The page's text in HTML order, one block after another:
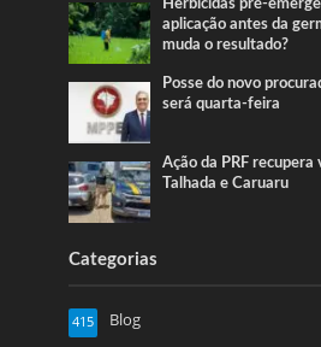
Herbicidas pré-
aplicação antes da
muda o resultado?
Posse do novo
será quarta-feira
Ação da PRF recupera
Talhada e Caruaru
Categorias
Blog
415